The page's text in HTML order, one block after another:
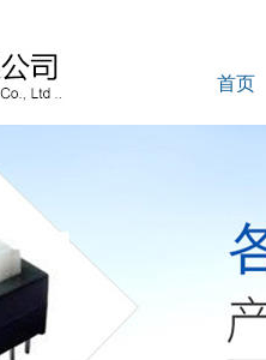
首页